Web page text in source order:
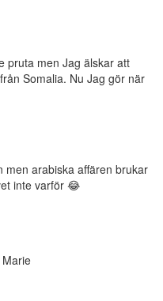
pruta men Jag älskar att
Somalia. Nu Jag gör när
men arabiska affären brukar
inte varför 😂